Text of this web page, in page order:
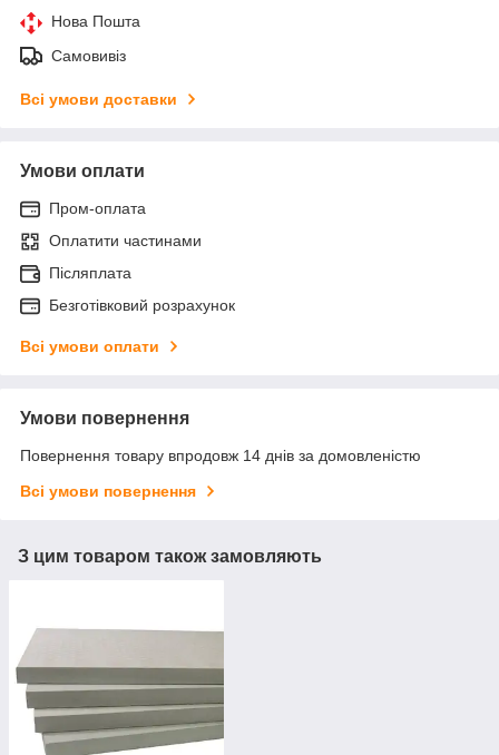
Нова Пошта
Самовивіз
Всі умови доставки
Умови оплати
Пром-оплата
Оплатити частинами
Післяплата
Безготівковий розрахунок
Всі умови оплати
Умови повернення
Повернення товару впродовж 14 днів за домовленістю
Всі умови повернення
З цим товаром також замовляють